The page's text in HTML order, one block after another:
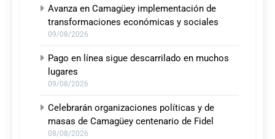
Avanza en Camagüey implementación de
transformaciones económicas y sociales
09/08/2026
Pago en línea sigue descarrilado en muchos
lugares
09/08/2026
Celebrarán organizaciones políticas y de
masas de Camagüey centenario de Fidel
08/08/2026